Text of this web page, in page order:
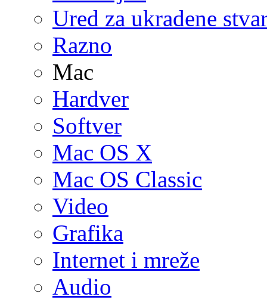
Ured za ukradene
Razno
Mac
Hardver
Softver
Mac OS X
Mac OS Classic
Video
Grafika
Internet i mreže
Audio